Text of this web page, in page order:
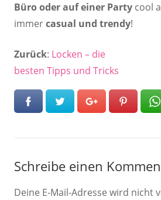
Büro oder auf einer Party cool
immercasual und trendy!
Zurück: Locken – die
besten Tipps und Tricks
Schreibe einen
Deine E-Mail-Adresse wird nicht